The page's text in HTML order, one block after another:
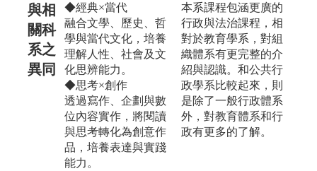
與相
關科
系之
異同
◆經典×當代
融合文學、歷史、哲
學與當代文化，培養
理解人性、社會及文
化思辨能力。
◆思考×創作
透過寫作、企劃與數
位內容實作，將閱讀
與思考轉化為創意作
品，培養表達與實踐
能力。
本系課程包涵更廣的
行政與法治課程，相
對於教育學系，對組
織體系有更完整的介
紹與認識。和公共行
政學系比較起來，則
是除了一般行政體系
外，對教育體系和行
政有更多的了解。